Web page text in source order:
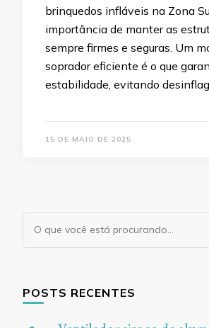
brinquedos infláveis na Zona
importância de manter as
sempre firmes e seguras. Um
soprador eficiente é o que
estabilidade, evitando
15 DE MAIO DE 2025
Procurando
algo?
POSTS RECENTES